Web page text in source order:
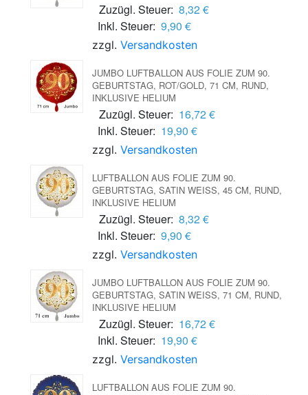
Zuzügl. Steuer: 8,32 €
Inkl. Steuer: 9,90 €
zzgl. Versandkosten
JUMBO LUFTBALLON AUS FOLIE ZUM 90.
GEBURTSTAG, ROT/GOLD, 71 CM, RUND,
INKLUSIVE HELIUM
Zuzügl. Steuer: 16,72 €
Inkl. Steuer: 19,90 €
zzgl. Versandkosten
LUFTBALLON AUS FOLIE ZUM 90.
GEBURTSTAG, SATIN WEISS, 45 CM, RUND, I
NKLUSIVE HELIUM
Zuzügl. Steuer: 8,32 €
Inkl. Steuer: 9,90 €
zzgl. Versandkosten
JUMBO LUFTBALLON AUS FOLIE ZUM 90.
GEBURTSTAG, SATIN WEISS, 71 CM, RUND, I
NKLUSIVE HELIUM
Zuzügl. Steuer: 16,72 €
Inkl. Steuer: 19,90 €
zzgl. Versandkosten
LUFTBALLON AUS FOLIE ZUM 90.